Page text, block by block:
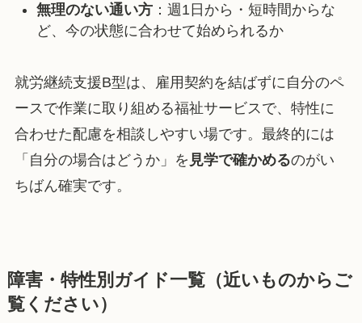
無理のない通い方：週1日から・短時間からな
ど、今の状態に合わせて始められるか
就労継続支援B型は、雇用契約を結ばずに自分のペ
ースで作業に取り組める福祉サービスで、特性に
合わせた配慮を相談しやすい場です。最終的には
「自分の場合はどうか」を 見学で確かめるのがい
ちばん確実です。
障害・特性別ガイド一覧（近いものからご
覧ください）